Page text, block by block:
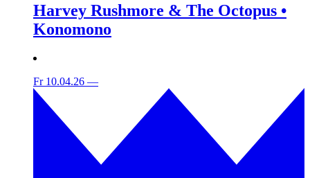
Harvey Rushmore & The Octopus •
Konomono
Fr 10.04.26 —